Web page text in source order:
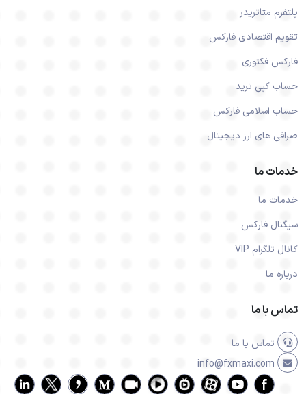
پلتفرم متاتریدر
تقویم اقتصادی فارکس
فارکس فکتوری
حساب کپی ترید
حساب اسلامی فارکس
صرافی های ارز دیجیتال
خدمات ما
خدمات ما
سیگنال فارکس
کانال تلگرام VIP
درباره ما
تماس با ما
تماس با ما